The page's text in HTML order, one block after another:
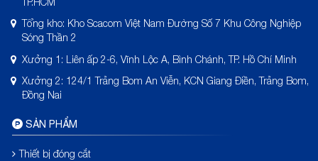
Tổng kho: Kho Scacom Việt Nam Đường Số 7 Khu Công Nghiệp
Sóng Thần 2
Xưởng 1: Liên ấp 2-6, Vĩnh Lộc A, Bình Chánh, TP. Hồ Chí Minh
Xưởng 2: 124/1 Trảng Bom An Viễn, KCN Giang Điền, Trảng Bom,
Đồng Nai
SẢN PHẨM
Thiết bị đóng cắt